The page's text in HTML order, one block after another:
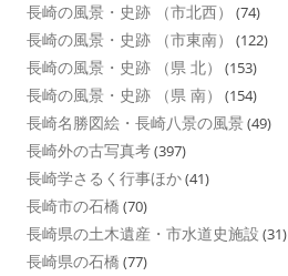
長崎の風景・史跡 （市北西） (74)
長崎の風景・史跡 （市東南） (122)
長崎の風景・史跡 （県 北） (153)
長崎の風景・史跡 （県 南） (154)
長崎名勝図絵・長崎八景の風景 (49)
長崎外の古写真考(397)
長崎学さるく行事ほか(41)
長崎市の石橋 (70)
長崎県の土木遺産・市水道史施設 (31)
長崎県の石橋 (77)